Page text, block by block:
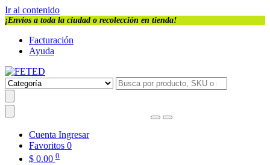
Ir al contenido
¡Envios a toda la ciudad o recolección en tienda!
Facturación
Ayuda
Cuenta Ingresar
Favoritos 0
$ 0.00 0